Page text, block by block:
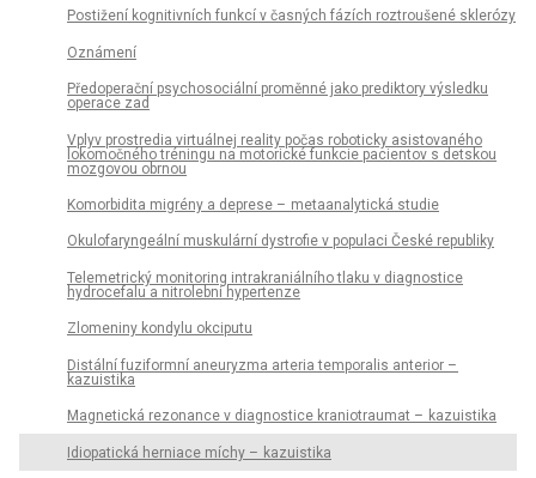
Postižení kognitivních funkcí v časných fázích roztroušené sklerózy
Oznámení
Předoperační psychosociální proměnné jako prediktory výsledku
operace zad
Vplyv prostredia virtuálnej reality počas roboticky asistovaného
lokomočného tréningu na motorické funkcie pacientov s detskou
mozgovou obrnou
Komorbidita migrény a deprese – metaanalytická studie
Okulofaryngeální muskulární dystrofie v populaci České republiky
Telemetrický monitoring intrakraniálního tlaku v dia­gnostice
hydrocefalu a nitrolební hypertenze
Zlomeniny kondylu okciputu
Distální fuziformní aneuryzma arteria temporalis anterior –
kazuistika
Magnetická rezonance v dia­gnostice kraniotraumat – kazuistika
Idiopatická herniace míchy – kazuistika